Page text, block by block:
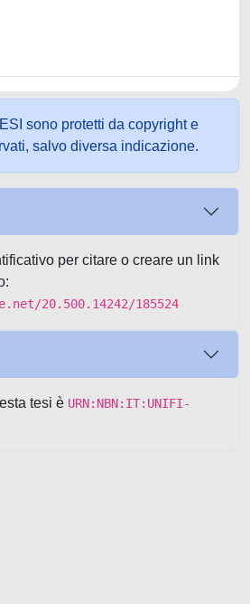
sono protetti da copyright e
salvo diversa indicazione.
per citare o creare un link
20.500.14242/185524
tesi è URN:NBN:IT:UNIFI-